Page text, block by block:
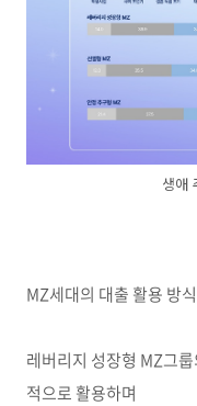
생애
MZ세대의 대출 활용 방
레버리지 성장형 MZ그
적으로 활용하며